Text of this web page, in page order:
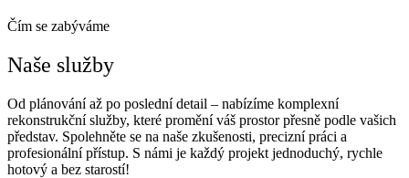
Čím se zabýváme
Naše služby
Od plánování až po poslední detail – nabízíme komplexní
rekonstrukční služby, které promění váš prostor přesně podle vašich
představ. Spolehněte se na naše zkušenosti, precizní práci a
profesionální přístup. S námi je každý projekt jednoduchý, rychle
hotový a bez starostí!